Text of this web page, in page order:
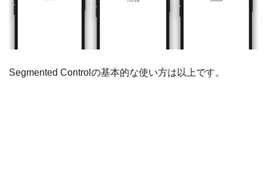
Segmented Controlの基本的な使い方は以上です。